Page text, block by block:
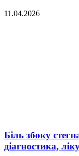
11.04.2026
Біль збоку
діагностика,